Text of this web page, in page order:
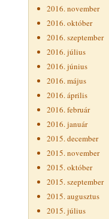
2016. november
2016. október
2016. szeptember
2016. július
2016. június
2016. május
2016. április
2016. február
2016. január
2015. december
2015. november
2015. október
2015. szeptember
2015. augusztus
2015. július